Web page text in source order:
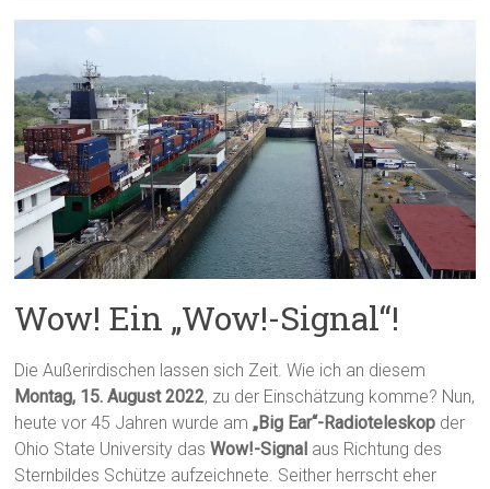
Wow! Ein „Wow!-Signal“!
Die Außerirdischen lassen sich Zeit. Wie ich an diesem
Montag, 15. August 2022, zu der Einschätzung komme? Nun,
heute vor 45 Jahren wurde am„Big Ear“-Radioteleskop der
Ohio State University dasWow!-Signal aus Richtung des
Sternbildes Schütze aufzeichnete. Seither herrscht eher